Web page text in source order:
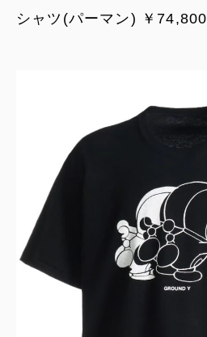
シャツ(パーマン) ￥74,800